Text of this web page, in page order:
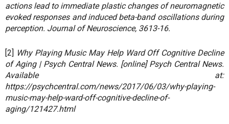
actions lead to immediate plastic changes of neuromagnetic
evoked responses and induced beta-band oscillations during
perception. Journal of Neuroscience, 3613-16.
[2] Why Playing Music May Help Ward Off Cognitive Decline
of Aging | Psych Central News. [online] Psych Central News.
Available at:
https://psychcentral.com/news/2017/06/03/why-playing-
music-may-help-ward-off-cognitive-decline-of-
aging/121427.html